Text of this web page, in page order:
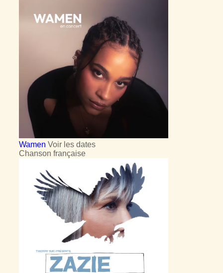
Wamen Voir les dates
Chanson française